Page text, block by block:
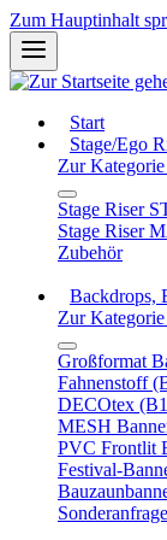
Zum Hauptinhalt
Start
Stage/Ego
Zur
Stage Riser
Stage Riser
Zubehör
Backdrops,
Zur
Großformat
Fahnenstoff
DECOtex
MESH
PVC Frontlit
Festival-
Sonderanfrage